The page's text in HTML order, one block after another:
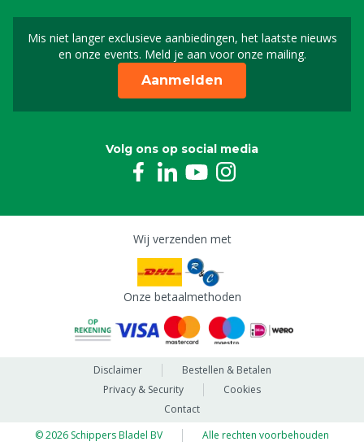
Mis niet langer exclusieve aanbiedingen, het laatste nieuws
en onze events. Meld je aan voor onze mailing.
Schrijf je in voor onze
Aanmelden
Volg ons op social media
Wij verzenden met
Onze betaalmethoden
Disclaimer
Bestellen & Betalen
Privacy & Security
Cookies
Contact
© 2026 Schippers Bladel BV
Alle rechten voorbehouden